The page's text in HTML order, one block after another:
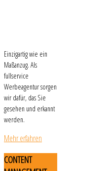
Einzigartig wie ein
Maßanzug. Als
fullservice
Werbeagentur sorgen
wir dafür, das Sie
gesehen und erkannt
werden.
Mehr erfahren
CONTENT